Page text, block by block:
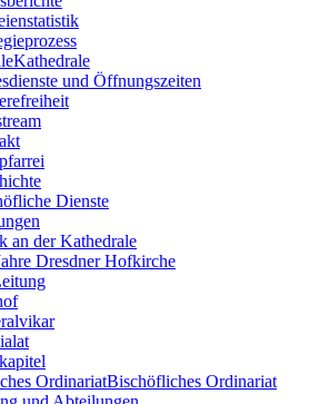
Kathedrale
und Öffnungszeiten
Dienste
an der Kathedrale
Dresdner Hofkirche
Bischöfliches Ordinariat